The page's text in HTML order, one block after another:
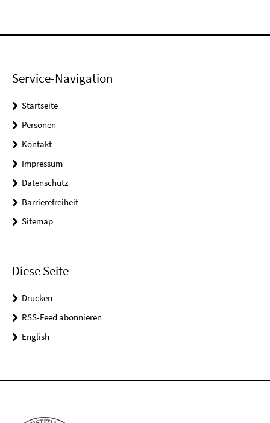
Service-Navigation
Startseite
Personen
Kontakt
Impressum
Datenschutz
Barrierefreiheit
Sitemap
Diese Seite
Drucken
RSS-Feed abonnieren
English